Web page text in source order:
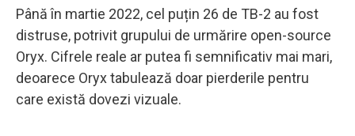
Până în martie 2022, cel puțin 26 de TB-2 au fost
distruse, potrivit grupului de urmărire open-source
Oryx. Cifrele reale ar putea fi semnificativ mai mari,
deoarece Oryx tabulează doar pierderile pentru
care există dovezi vizuale.